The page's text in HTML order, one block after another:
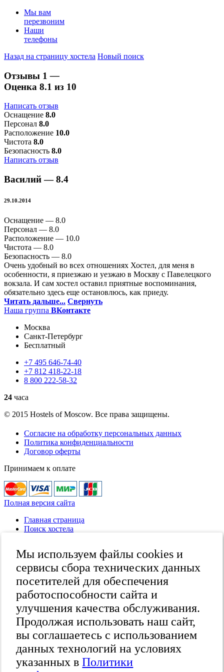
Мы вам
перезвоним
Наши
телефоны
Назад на страницу хостела Новый поиск
Отзывы 1 —
Оценка 8.1 из 10
Написать отзыв
Оснащение 8.0
Персонал 8.0
Расположение 10.0
Чистота 8.0
Безопасность 8.0
Написать отзыв
Василий —8.4
29.10.2014
Оснащение — 8.0
Персонал — 8.0
Расположение — 10.0
Чистота — 8.0
Безопасность — 8.0
Очень удобный во всех отношениях Хостел, для меня в
особенности, я приезжаю и уезжаю в Москву с Павелецкого
вокзала. И сам хостел оставил приятные воспоминания,
обязательно здесь еще остановлюсь, как приеду.
Читать дальше... Свернуть
Наша группа ВКонтакте
Москва
Санкт-Петербург
Бесплатный
+7 495 646-74-40
+7 812 418-22-18
8 800 222-58-32
24 часа
© 2015 Hostels of Moscow. Все права защищены.
Согласие на обработку персональных данных
Политика конфиденциальности
Договор оферты
Принимаем к оплате
Мы используем файлы cookies и
сервисы сбора технических данных
посетителей для обеспечения
работоспособности сайта и
улучшения качества обслуживания.
Продолжая использовать наш сайт,
вы соглашаетесь с использованием
данных технологий на условиях
указанных вПолитики
Полная версия сайта
Главная страница
Поиск хостела
Каталог хостелов
Как оплатить
Контакты
Наши группы
в социальных сетях
Бесплатный по России
Москва
+7 (495) 646-74-40
Петербург